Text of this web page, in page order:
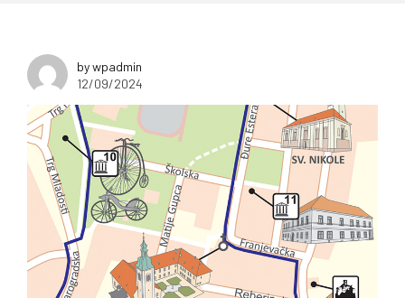
by wpadmin
12/09/2024